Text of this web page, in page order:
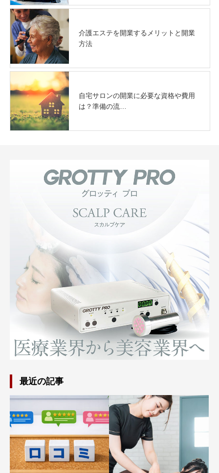
介護エステを開業するメリットと開業
方法
自宅サロンの開業に必要な資格や費用
は？準備の流…
最近の記事